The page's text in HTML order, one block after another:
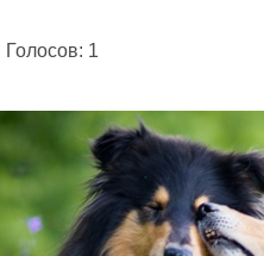
Голосов: 1